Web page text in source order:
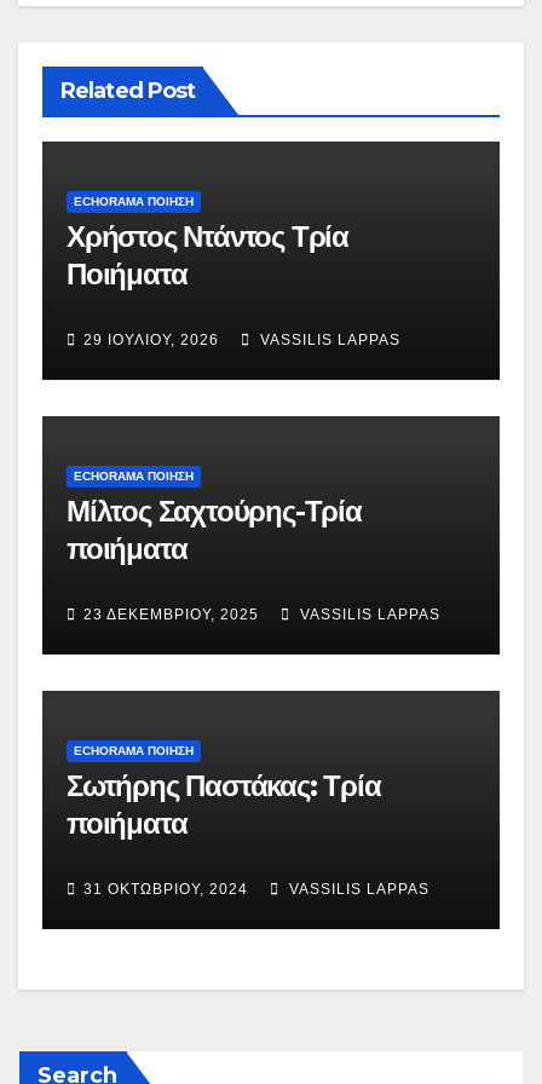
Related Post
ECHORAMA ΠΟΙΗΣΗ
Χρήστος Ντάντος Τρία
Ποιήματα
29 ΙΟΥΛΊΟΥ, 2026 VASSILIS LAPPAS
ECHORAMA ΠΟΙΗΣΗ
Μίλτος Σαχτούρης-Τρία
ποιήματα
23 ΔΕΚΕΜΒΡΊΟΥ, 2025 VASSILIS LAPPAS
ECHORAMA ΠΟΙΗΣΗ
Σωτήρης Παστάκας: Τρία
ποιήματα
31 ΟΚΤΩΒΡΊΟΥ, 2024 VASSILIS LAPPAS
Search